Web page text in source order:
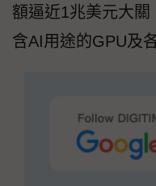
額逼近1兆美元大
含AI用途的GPU及